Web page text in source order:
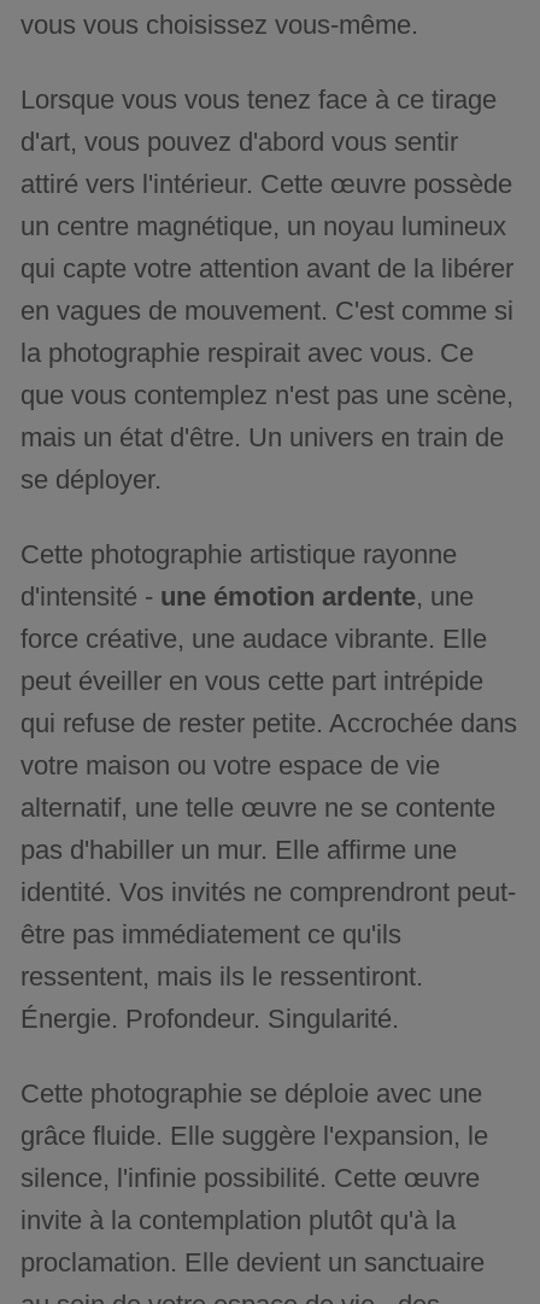
vous vous choisissez vous-même.
Lorsque vous vous tenez face à ce tirage
d'art, vous pouvez d'abord vous sentir
attiré vers l'intérieur. Cette œuvre possède
un centre magnétique, un noyau lumineux
qui capte votre attention avant de la libérer
en vagues de mouvement. C'est comme si
la photographie respirait avec vous. Ce
que vous contemplez n'est pas une scène,
mais un état d'être. Un univers en train de
se déployer.
Cette photographie artistique rayonne
d'intensité - une émotion ardente, une
force créative, une audace vibrante. Elle
peut éveiller en vous cette part intrépide
qui refuse de rester petite. Accrochée dans
votre maison ou votre espace de vie
alternatif, une telle œuvre ne se contente
pas d'habiller un mur. Elle affirme une
identité. Vos invités ne comprendront peut-
être pas immédiatement ce qu'ils
ressentent, mais ils le ressentiront.
Énergie. Profondeur. Singularité.
Cette photographie se déploie avec une
grâce fluide. Elle suggère l'expansion, le
silence, l'infinie possibilité. Cette œuvre
invite à la contemplation plutôt qu'à la
proclamation. Elle devient un sanctuaire